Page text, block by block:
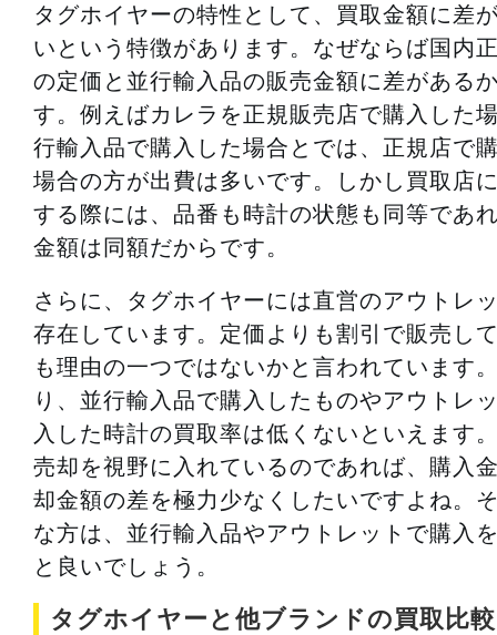
タグホイヤーの特性として、買取金額に差
いという特徴があります。なぜならば国内
の定価と並行輸入品の販売金額に差がある
す。例えばカレラを正規販売店で購入した
行輸入品で購入した場合とでは、正規店で
場合の方が出費は多いです。しかし買取店
する際には、品番も時計の状態も同等であ
金額は同額だからです。
さらに、タグホイヤーには直営のアウトレ
存在しています。定価よりも割引で販売し
も理由の一つではないかと言われています
り、並行輸入品で購入したものやアウトレ
入した時計の買取率は低くないといえます
売却を視野に入れているのであれば、購入
却金額の差を極力少なくしたいですよね。
な方は、並行輸入品やアウトレットで購入
と良いでしょう。
タグホイヤーと他ブランドの買取比較